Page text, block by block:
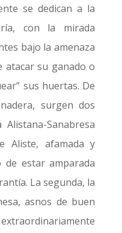
se dedican a la
con la mirada
bajo la amenaza
atacar su ganado o
sus huertas. De
surgen dos
Sanabresa
Aliste, afamada y
estar amparada
La segunda, la
asnos de buen